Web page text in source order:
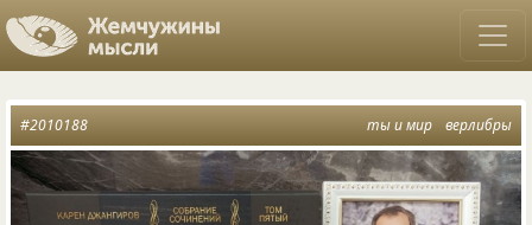
ты и мир верлибры
#2010188